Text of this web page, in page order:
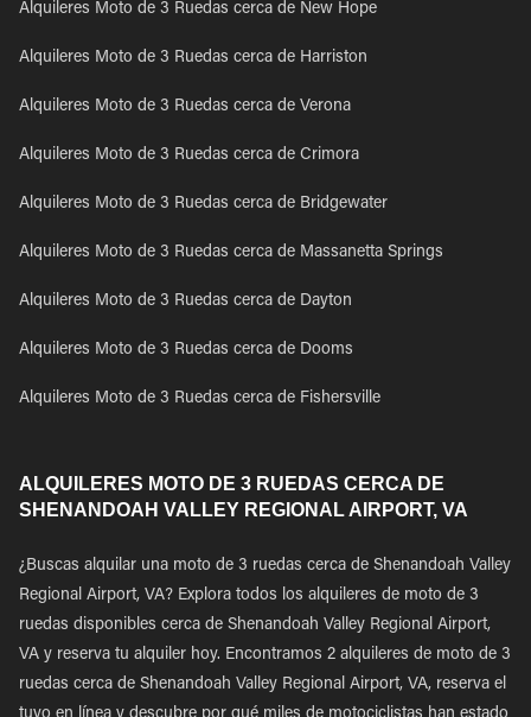
Alquileres Moto de 3 Ruedas cerca de New Hope
Alquileres Moto de 3 Ruedas cerca de Harriston
Alquileres Moto de 3 Ruedas cerca de Verona
Alquileres Moto de 3 Ruedas cerca de Crimora
Alquileres Moto de 3 Ruedas cerca de Bridgewater
Alquileres Moto de 3 Ruedas cerca de Massanetta Springs
Alquileres Moto de 3 Ruedas cerca de Dayton
Alquileres Moto de 3 Ruedas cerca de Dooms
Alquileres Moto de 3 Ruedas cerca de Fishersville
ALQUILERES MOTO DE 3 RUEDAS CERCA DE
SHENANDOAH VALLEY REGIONAL AIRPORT, VA
¿Buscas alquilar una moto de 3 ruedas cerca de Shenandoah Valley
Regional Airport, VA? Explora todos los alquileres de moto de 3
ruedas disponibles cerca de Shenandoah Valley Regional Airport,
VA y reserva tu alquiler hoy. Encontramos 2 alquileres de moto de 3
ruedas cerca de Shenandoah Valley Regional Airport, VA, reserva el